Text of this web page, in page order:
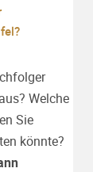
Welche
Sie
könnte?